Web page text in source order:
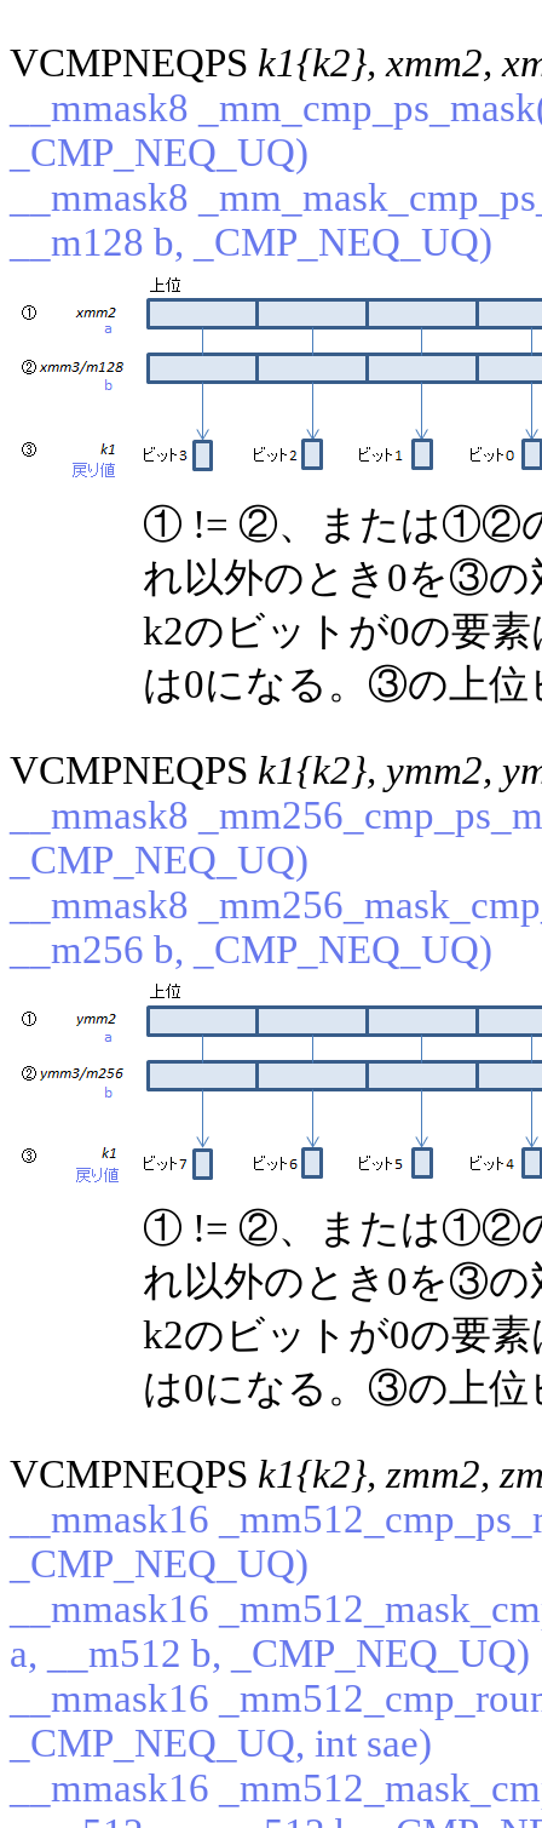
VCMPNEQPS k1{k2}, xmm2,
__mmask8
_CMP_NEQ_UQ)
__mmask8
__m128 b, _CMP_NEQ_UQ)
① != ②、または①②の
れ以外のとき0を③の
k2のビットが0の要
は0になる。③の上位
VCMPNEQPS k1{k2}, ymm2,
__mmask8
_CMP_NEQ_UQ)
__mmask8
__m256 b, _CMP_NEQ_UQ)
① != ②、または①②の
れ以外のとき0を③の
k2のビットが0の要
は0になる。③の上位
VCMPNEQPS k1{k2}, zmm2,
__mmask16
_CMP_NEQ_UQ)
__mmask16
a, __m512 b, _CMP_NEQ_UQ)
__mmask16
_CMP_NEQ_UQ, int sae)
__mmask16